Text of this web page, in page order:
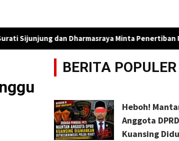
Dharmasraya Minta Penertiban PETI
BERITA POPULER
Heboh!
Anggota DPRD
Kuansing